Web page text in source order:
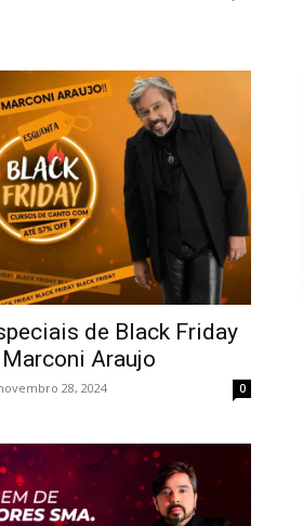
de Black Friday
Araujo
28, 2024 0